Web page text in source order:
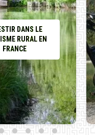
DANS LE
RURAL EN
FRANCE